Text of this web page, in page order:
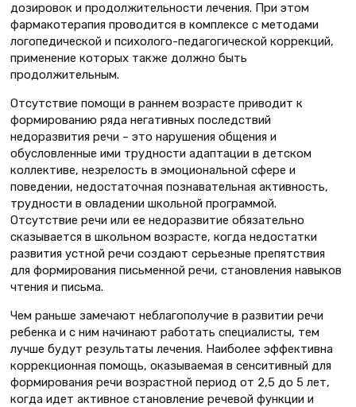
дозировок и продолжительности лечения. При этом
фармакотерапия проводится в комплексе с методами
логопедической и психолого-педагогической коррекций,
применение которых также должно быть
продолжительным.
Отсутствие помощи в раннем возрасте приводит к
формированию ряда негативных последствий
недоразвития речи – это нарушения общения и
обусловленные ими трудности адаптации в детском
коллективе, незрелость в эмоциональной сфере и
поведении, недостаточная познавательная активность,
трудности в овладении школьной программой.
Отсутствие речи или ее недоразвитие обязательно
сказывается в школьном возрасте, когда недостатки
развития устной речи создают серьезные препятствия
для формирования письменной речи, становления навыков
чтения и письма.
Чем раньше замечают неблагополучие в развитии речи
ребенка и с ним начинают работать специалисты, тем
лучше будут результаты лечения. Наиболее эффективна
коррекционная помощь, оказываемая в сенситивный для
формирования речи возрастной период от 2,5 до 5 лет,
когда идет активное становление речевой функции и